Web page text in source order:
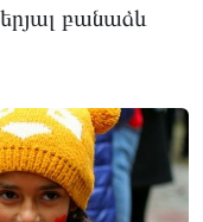
բանաձև